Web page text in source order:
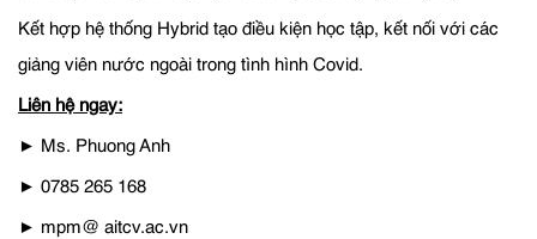
Kết hợp hệ thống Hybrid tạo điều kiện học tập, kết nối với các
giảng viên nước ngoài trong tình hình Covid.
Liên hệ ngay:
► Ms. Phuong Anh
► 0785 265 168
► mpm@ aitcv.ac.vn